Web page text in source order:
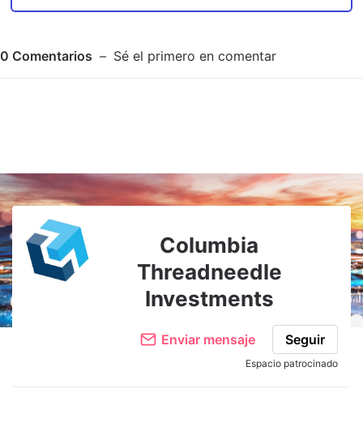
0 Comentarios Sé el primero en comentar
Adjuntar imagen Comentar
Columbia
Threadneedle
Investments
Enviar mensaje Seguir
Espacio patrocinado